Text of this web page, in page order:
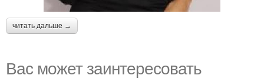
читать дальше →
Вас может заинтересовать